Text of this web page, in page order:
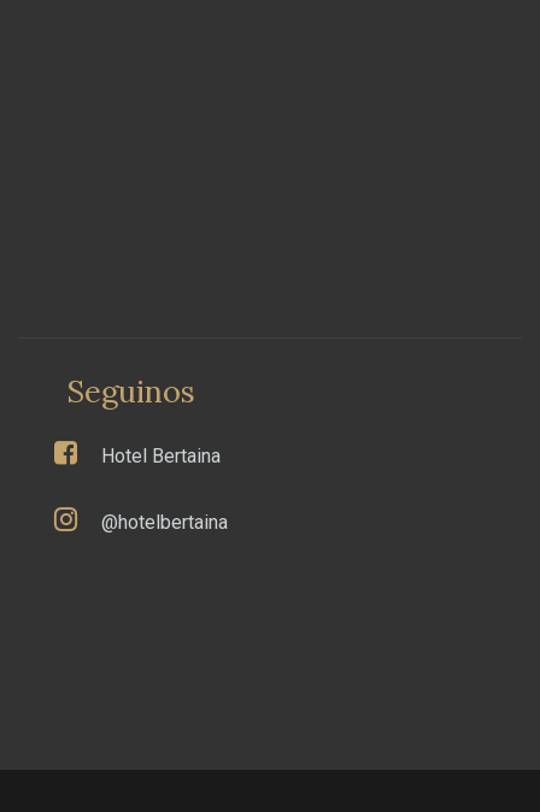
Seguinos
Hotel Bertaina
@hotelbertaina